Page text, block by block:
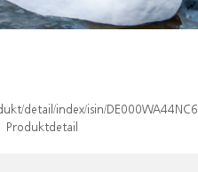
detail/index/isin/DE000WA44NC6
Produktdetail